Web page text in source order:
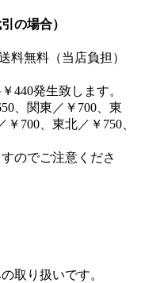
の場合）
料無料（当店負担）
440発生致します。
、関東／￥700、東
700、東北／￥750、
のでご注意くださ
取り扱いです。